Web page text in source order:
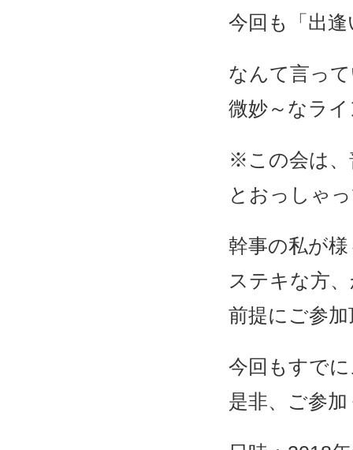
今回も「出
なんて言っ
微妙～なラ
※この会は、
とおっしゃ
幹事の私が
ステキな方
前提にご参
今回もすで
是非、ご参